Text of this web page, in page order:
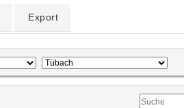
Export